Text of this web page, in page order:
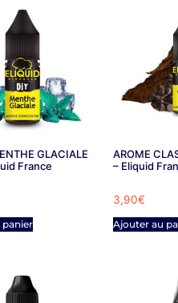
GLACIALE
France
panier
AROME
– Eliquid
3,90€
Ajouter au